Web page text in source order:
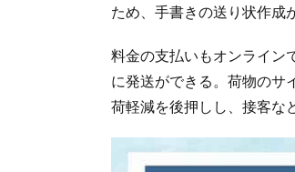
ため、手書きの送り状作成
料金の支払いもオンライン
に発送ができる。荷物のサ
荷軽減を後押しし、接客な